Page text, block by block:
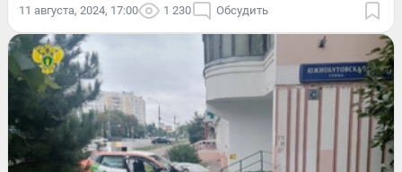
11 августа, 2024, 17:00 1 230 Обсудить